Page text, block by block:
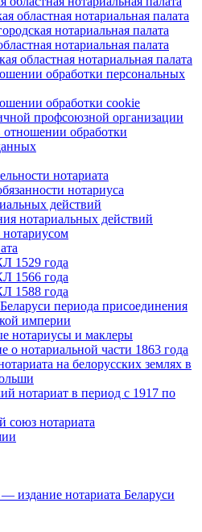
областная нотариальная палата
нотариальная палата
нотариальная палата
областная нотариальная палата
обработки персональных
обработки cookie
профсоюзной организации
обработки
нотариата
нотариуса
действий
нотариальных действий
1529 года
1566 года
1588 года
периода присоединения
империи
нотариусы и маклеры
о нотариальной части 1863 года
на белорусских землях в
нотариат в период с 1917 по
нотариата
издание нотариата Беларуси